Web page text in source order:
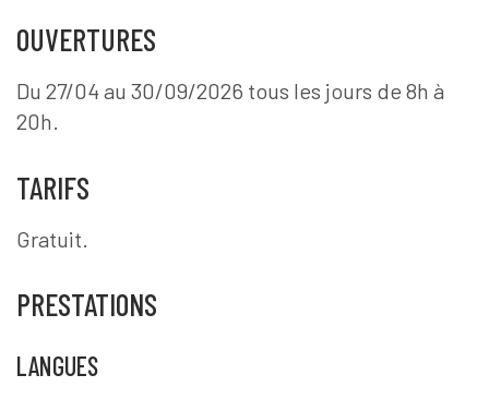
OUVERTURES
Du 27/04 au 30/09/2026 tous les jours de 8h à
20h.
TARIFS
Gratuit.
PRESTATIONS
LANGUES